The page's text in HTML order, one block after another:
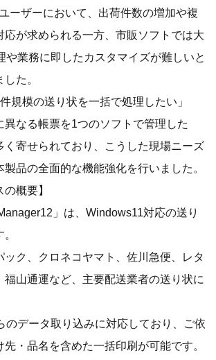
ーザーにおいて、出荷件数の増加や複
応が求められる一方、市販ソフトでは大
や業務に即したカスタマイズが難しいと
た。
規模の送り状を一括で処理したい」
異なる帳票を1つのソフトで管理した
く寄せられており、こうした現場ニーズ
品の全面的な機能強化を行いました。
概要】
」は、Windows11対応の送り
ック、クロネコヤマト、佐川急便、レタ
福山通運など、主要配送業者の送り状に
のデータ取り込みに対応しており、ご依
・品名を含めた一括印刷が可能です。